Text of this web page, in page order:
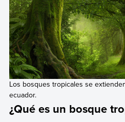
Los bosques tropicales se
ecuador.
¿Qué es un bosque